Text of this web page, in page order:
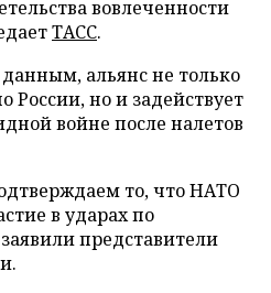
вовлеченности
ТАСС.
альянс не только
России, но и задействует
войне после налетов
то, что НАТО
в ударах по
представители